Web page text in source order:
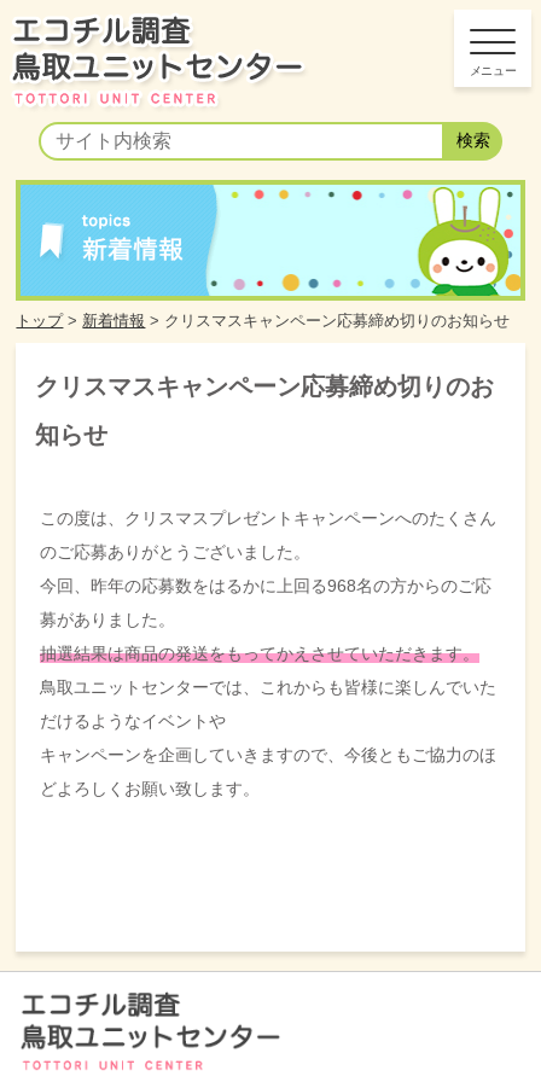
トップ> 新着情報 > クリスマスキャンペーン応募締め切りのお知らせ
クリスマスキャンペーン応募締め切りのお
知らせ
この度は、クリスマスプレゼントキャンペーンへのたくさん
のご応募ありがとうございました。
今回、昨年の応募数をはるかに上回る968名の方からのご応
募がありました。
抽選結果は商品の発送をもってかえさせていただきます。
鳥取ユニットセンターでは、これからも皆様に楽しんでいた
だけるようなイベントや
キャンペーンを企画していきますので、今後ともご協力のほ
どよろしくお願い致します。